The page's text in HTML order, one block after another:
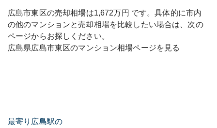
広島市東区の売却相場は1,672万円 です。具体的に市内
の他のマンションと売却相場を比較したい場合は、次の
ページからお探しください。
広島県広島市東区のマンション相場ページを見る
最寄り広島駅の